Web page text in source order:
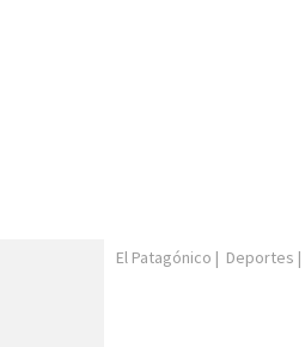
El Patagónico | Deportes |